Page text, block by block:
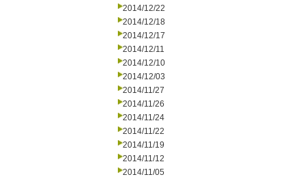
2014/12/22
2014/12/18
2014/12/17
2014/12/11
2014/12/10
2014/12/03
2014/11/27
2014/11/26
2014/11/24
2014/11/22
2014/11/19
2014/11/12
2014/11/05